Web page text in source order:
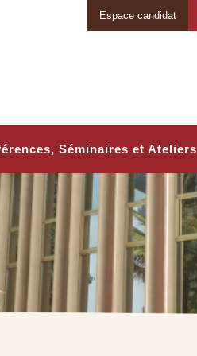
Espace candidat
Séminaires et Ateliers